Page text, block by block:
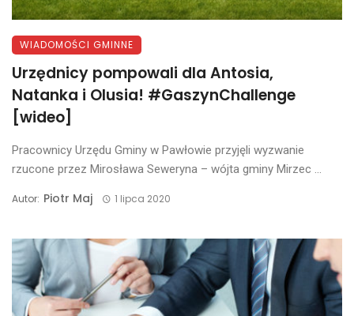
WIADOMOŚCI GMINNE
Urzędnicy pompowali dla Antosia,
Natanka i Olusia! #GaszynChallenge
[wideo]
Pracownicy Urzędu Gminy w Pawłowie przyjęli wyzwanie
rzucone przez Mirosława Seweryna – wójta gminy Mirzec ...
Autor: Piotr Maj 1 lipca 2020